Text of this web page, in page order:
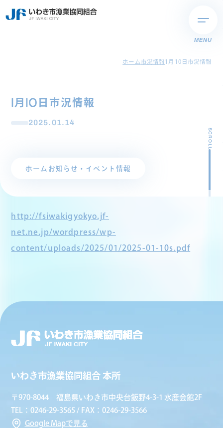
MENU
ホーム市況情報1月10日市況情報
1月10日市況情報
2025.01.14
ホーム お知らせ・イベント情報
SCROLL
http://fsiwakigyokyo.jf-
net.ne.jp/wordpress/wp-
content/uploads/2025/01/2025-01-10s.pdf
いわき市漁業協同組合 本所
〒970-8044 福島県いわき市中央台飯野4-3-1 水産会館2F
TEL：0246-29-3565 / FAX：0246-29-3566
Google Mapで見る